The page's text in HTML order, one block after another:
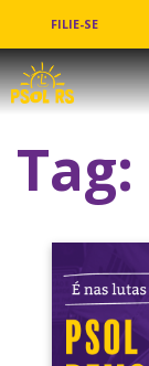
FILIE-SE
Tag: